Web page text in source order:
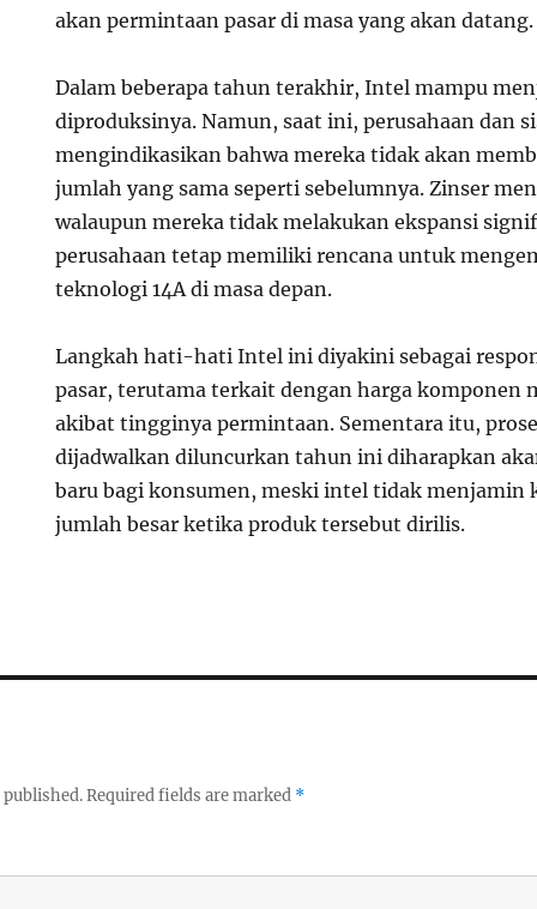
akan permintaan pasar di masa yang akan datang.
Dalam beberapa tahun terakhir, Intel mampu
diproduksinya. Namun, saat ini, perusahaan dan
mengindikasikan bahwa mereka tidak akan
jumlah yang sama seperti sebelumnya. Zinser
walaupun mereka tidak melakukan ekspansi
perusahaan tetap memiliki rencana untuk
teknologi 14A di masa depan.
Langkah hati-hati Intel ini diyakini sebagai
pasar, terutama terkait dengan harga komponen
akibat tingginya permintaan. Sementara itu,
dijadwalkan diluncurkan tahun ini diharapkan
baru bagi konsumen, meski intel tidak menjamin
jumlah besar ketika produk tersebut dirilis.
Required fields are marked *